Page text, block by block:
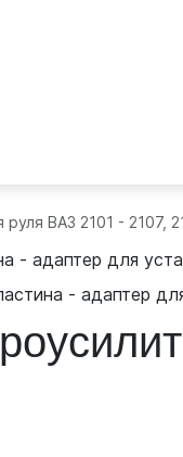
ВАЗ 2101 - 2107,